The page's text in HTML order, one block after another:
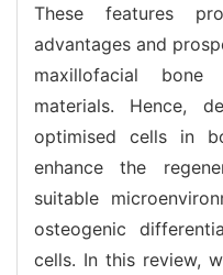
These features
advantages and
maxillofacial
materials. Hence,
optimised cells in
enhance the
suitable
osteogenic
cells. In this review,